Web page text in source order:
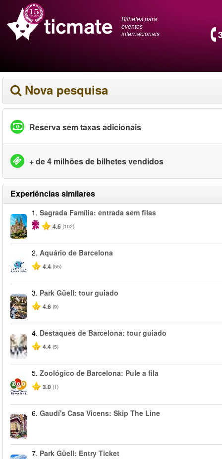
Bilhetes para
eventos
internacionais
Nova pesquisa
Reserva sem taxas adicionais
+ de 4 milhões de bilhetes vendidos
Experiências similares
1. Sagrada Família: entrada sem filas
4.6 (102)
2. Aquário de Barcelona
4.4 (55)
3. Park Güell: tour guiado
4.6 (9)
4. Destaques de Barcelona: tour guiado
4.4 (5)
5. Zoológico de Barcelona: Pule a fila
3.0 (1)
6. Gaudí's Casa Vicens: Skip The Line
7. Park Güell: Entry Ticket